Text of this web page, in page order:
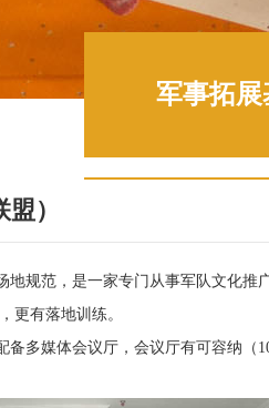
军事拓展
）
规范，是一家专门从事军队文化推
更有落地训练。
多媒体会议厅，会议厅有可容纳（